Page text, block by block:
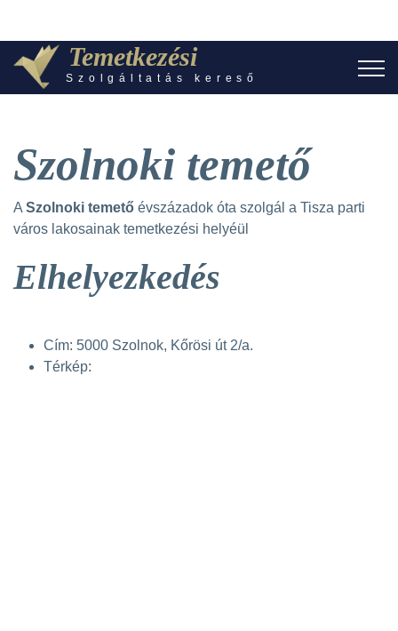
Temetkezési
Szolgáltatás kereső
Szolnoki temető
A Szolnoki temető évszázadok óta szolgál a Tisza parti
város lakosainak temetkezési helyéül
Elhelyezkedés
Cím: 5000 Szolnok, Kőrösi út 2/a.
Térkép: